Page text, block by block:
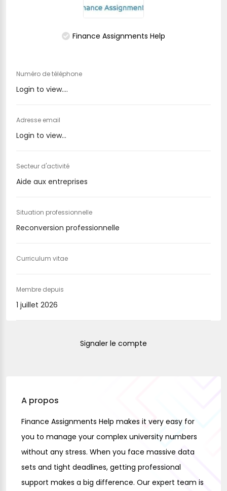
Finance Assignments Help
Numéro de téléphone
Login to view....
Adresse email
Login to view...
Secteur d'activité
Aide aux entreprises
Situation professionnelle
Reconversion professionnelle
Curriculum vitae
Membre depuis
1 juillet 2026
Signaler le compte
A propos
Finance Assignments Help makes it very easy for
you to manage your complex university numbers
without any stress. When you face massive data
sets and tight deadlines, getting professional
support makes a big difference. Our expert team is